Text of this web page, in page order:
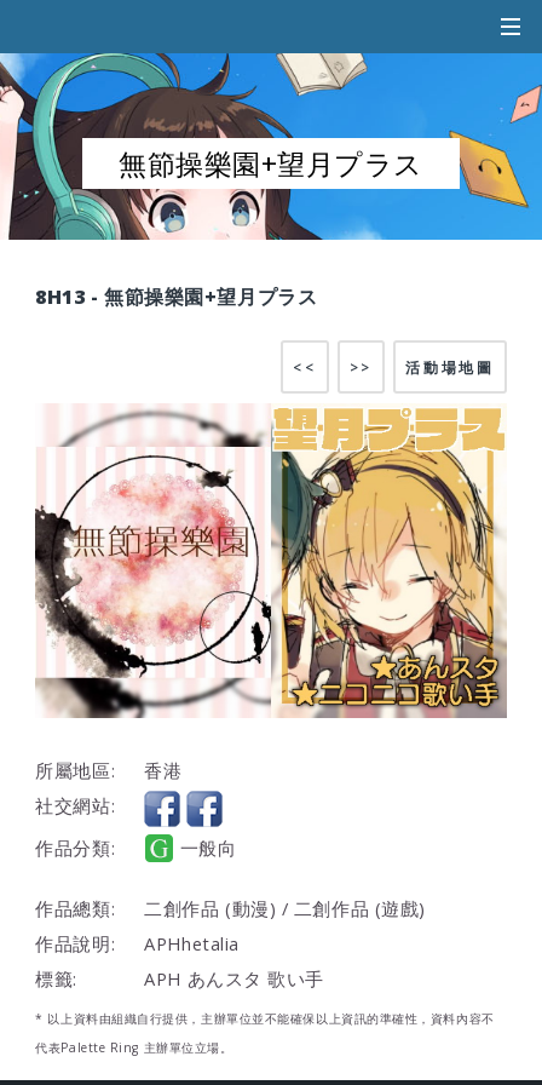
無節操樂園+望月プラス
8H13 - 無節操樂園+望月プラス
活動場地圖
>>
<<
所屬地區:
香港
社交網站:
作品分類:
一般向
作品總類:
二創作品 (動漫) / 二創作品 (遊戲)
作品說明:
APHhetalia
標籤:
APH あんスタ 歌い手
* 以上資料由組織自行提供，主辦單位並不能確保以上資訊的準確性，資料內容不
代表Palette Ring 主辦單位立場。